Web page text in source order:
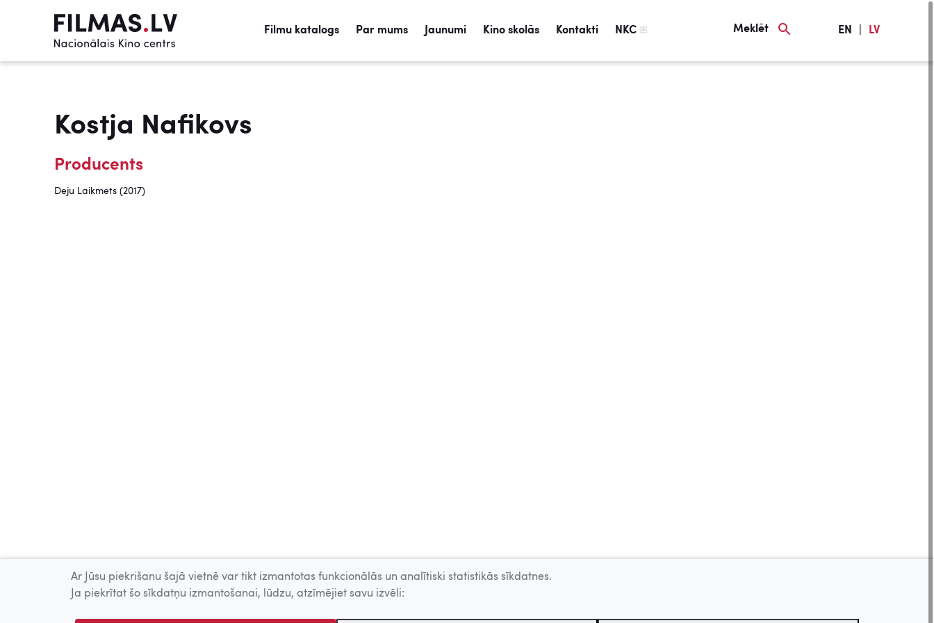
Filmu katalogs Par mums Jaunumi Kino skolās Kontakti NKC Meklēt EN LV
Kostja Nafikovs
Producents
Deju Laikmets (2017)
Ar Jūsu piekrišanu šajā vietnē var tikt izmantotas funkcionālās un analītiski statistikās sīkdatnes.
Ja piekrītat šo sīkdatņu izmantošanai, lūdzu, atzīmējiet savu izvēli: